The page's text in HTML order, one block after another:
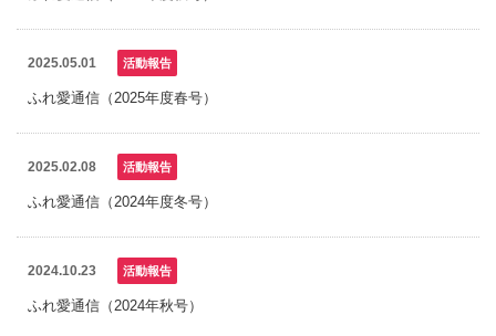
2025.05.01 活動報告
ふれ愛通信（2025年度春号）
2025.02.08 活動報告
ふれ愛通信（2024年度冬号）
2024.10.23 活動報告
ふれ愛通信（2024年秋号）